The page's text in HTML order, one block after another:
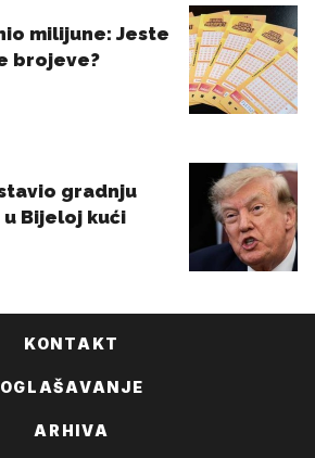
KONTAKT
OGLAŠAVANJE
ARHIVA